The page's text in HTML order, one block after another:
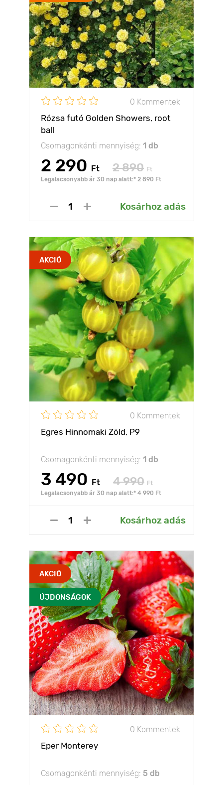
0 Kommentek
Rózsa futó Golden Showers, root
ball
Csomagonkénti mennyiség: 1 db
2 290 Ft 2 890 Ft
Legalacsonyabb ár 30 nap alatt:* 2 890 Ft
Kosárhoz adás
AKCIÓ
0 Kommentek
Egres Hinnomaki Zöld, Р9
Csomagonkénti mennyiség: 1 db
3 490 Ft 4 990 Ft
Legalacsonyabb ár 30 nap alatt:* 4 990 Ft
Kosárhoz adás
AKCIÓ
ÚJDONSÁGOK
0 Kommentek
Eper Monterey
Csomagonkénti mennyiség: 5 db